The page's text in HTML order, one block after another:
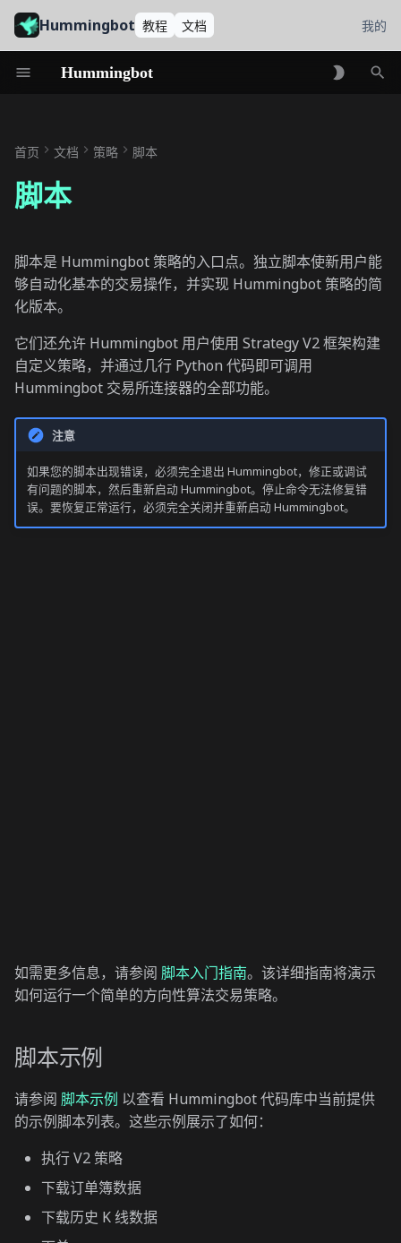
Hummingbot 教程 文档 我的
Hummingbot
始
搜
首页 文档 策略 脚本
脚本
脚本是 Hummingbot 策略的入口点。独立脚本使新用户能
够自动化基本的交易操作，并实现 Hummingbot 策略的简
化版本。
它们还允许 Hummingbot 用户使用 Strategy V2 框架构建
自定义策略，并通过几行 Python 代码即可调用
Hummingbot 交易所连接器的全部功能。
注意
如果您的脚本出现错误，必须完全退出 Hummingbot，修正或调试
有问题的脚本，然后重新启动 Hummingbot。停止命令无法修复错
误。要恢复正常运行，必须完全关闭并重新启动 Hummingbot。
如需更多信息，请参阅 脚本入门指南。该详细指南将演示
如何运行一个简单的方向性算法交易策略。
脚本示例
请参阅 脚本示例 以查看 Hummingbot 代码库中当前提供
的示例脚本列表。这些示例展示了如何：
执行 V2 策略
下载订单簿数据
下载历史 K 线数据